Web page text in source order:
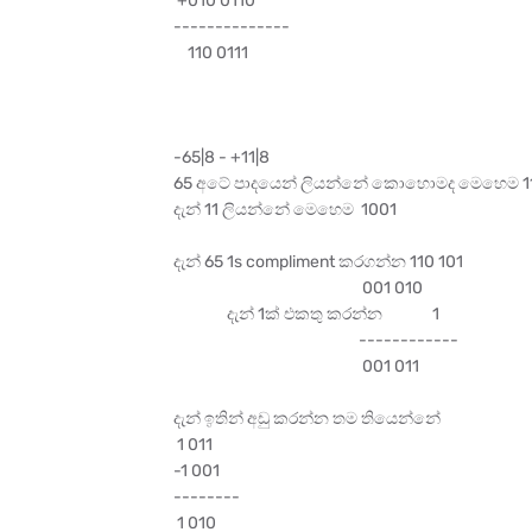
--------------
110 0111
-65|8 - +11|8
65 අටේ පාදයෙන් ලියන්නේ කොහොමද මෙහෙම
දැන් 11 ලියන්නේ මෙහෙම 1001
දැන් 65 1s compliment කරගන්න 110 101
001 010
දැන් 1ක් එකතු කරන්න 1
------------
001 011
දැන් ඉතින් අඩු කරන්න තම තියෙන්නේ
1 011
-1 001
--------
1 010